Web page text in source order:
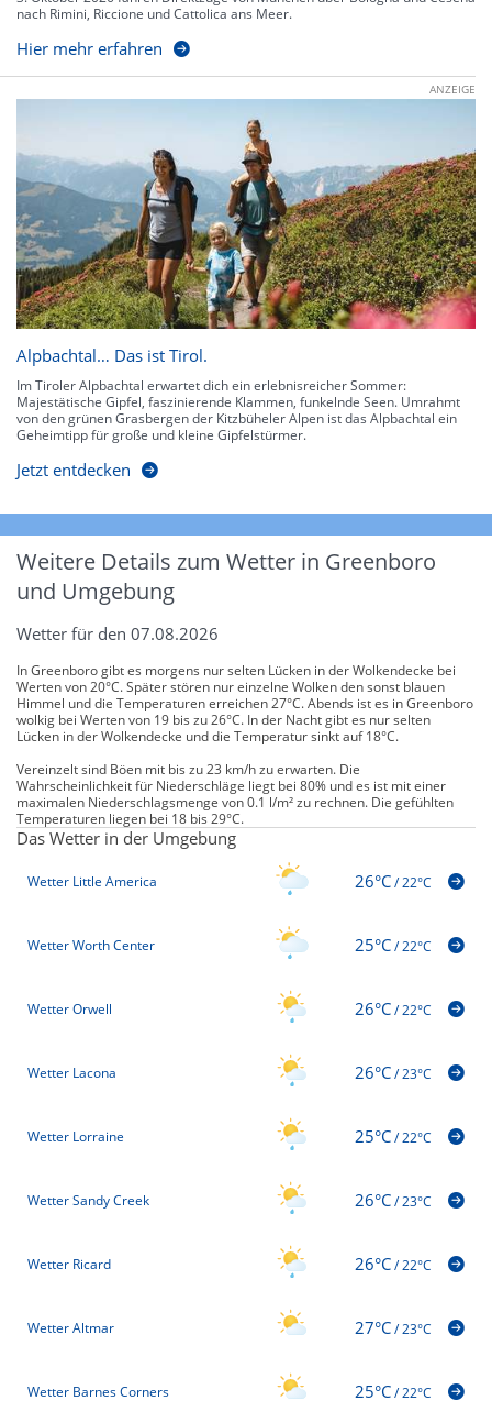
nach Rimini, Riccione und Cattolica ans Meer.
Hier mehr erfahren
ANZEIGE
Alpbachtal… Das ist Tirol.
Im Tiroler Alpbachtal erwartet dich ein erlebnisreicher Sommer:
Majestätische Gipfel, faszinierende Klammen, funkelnde Seen. Umrahmt
von den grünen Grasbergen der Kitzbüheler Alpen ist das Alpbachtal ein
Geheimtipp für große und kleine Gipfelstürmer.
Jetzt entdecken
Weitere Details zum Wetter in Greenboro
und Umgebung
Wetter für den 07.08.2026
In Greenboro gibt es morgens nur selten Lücken in der Wolkendecke bei
Werten von 20°C. Später stören nur einzelne Wolken den sonst blauen
Himmel und die Temperaturen erreichen 27°C. Abends ist es in Greenboro
wolkig bei Werten von 19 bis zu 26°C. In der Nacht gibt es nur selten
Lücken in der Wolkendecke und die Temperatur sinkt auf 18°C.
Vereinzelt sind Böen mit bis zu 23 km/h zu erwarten. Die
Wahrscheinlichkeit für Niederschläge liegt bei 80% und es ist mit einer
maximalen Niederschlagsmenge von 0.1 l/m² zu rechnen. Die gefühlten
Temperaturen liegen bei 18 bis 29°C.
Das Wetter in der Umgebung
Wetter Little America 26°C/22°C
Wetter Worth Center 25°C/22°C
Wetter Orwell 26°C/22°C
Wetter Lacona 26°C/23°C
Wetter Lorraine 25°C/22°C
Wetter Sandy Creek 26°C/23°C
Wetter Ricard 26°C/22°C
Wetter Altmar 27°C/23°C
Wetter Barnes Corners 25°C/22°C